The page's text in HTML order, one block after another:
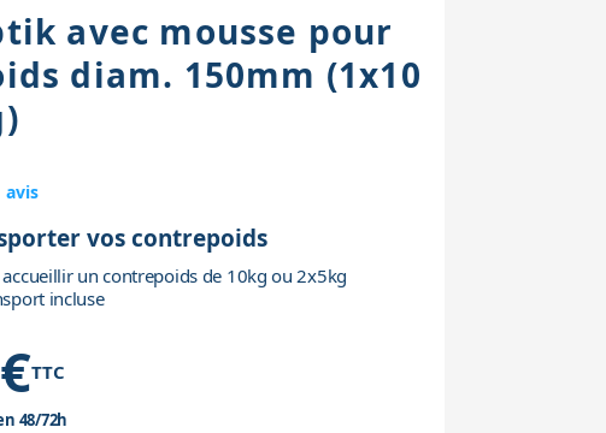
avec mousse pour
diam. 150mm (1x10
avis
vos contrepoids
un contrepoids de 10kg ou 2x5kg
incluse
TTC
48/72h